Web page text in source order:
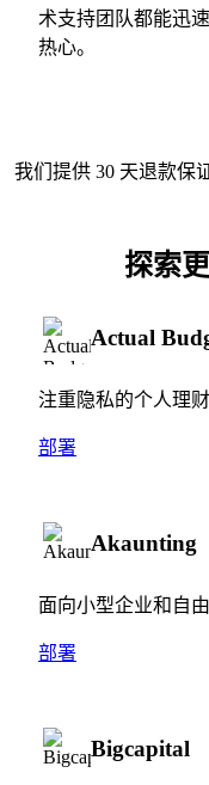
术支持团队都能迅
热心。
我们提供 30 天退款保
探索
Actual
注重隐私的个人理
部署
Akaunting
面向小型企业和自
部署
Bigcapital